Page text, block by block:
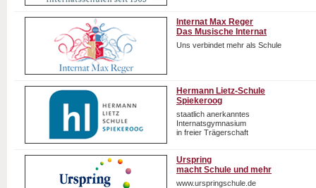
Internat Max Reger
Das Musische Internat
Uns verbindet mehr als Schule
Hermann Lietz-Schule
Spiekeroog
staatlich anerkanntes
Internatsgymnasium
in freier Trägerschaft
Urspring
macht Schule und mehr
www.urspringschule.de